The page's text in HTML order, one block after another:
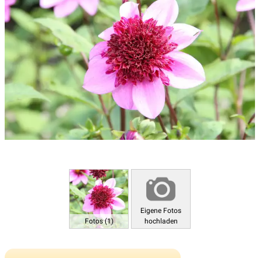
Fotos (1)
Eigene Fotos
hochladen